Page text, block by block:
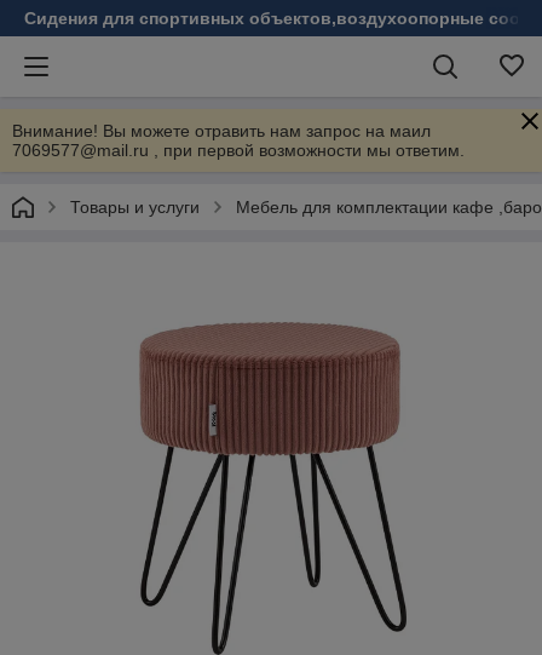
Сидения для спортивных объектов,воздухоопорные
Внимание! Вы можете отравить нам запрос на маил
7069577@mail.ru , при первой возможности мы ответим.
Товары и услуги Мебель для комплектации кафе